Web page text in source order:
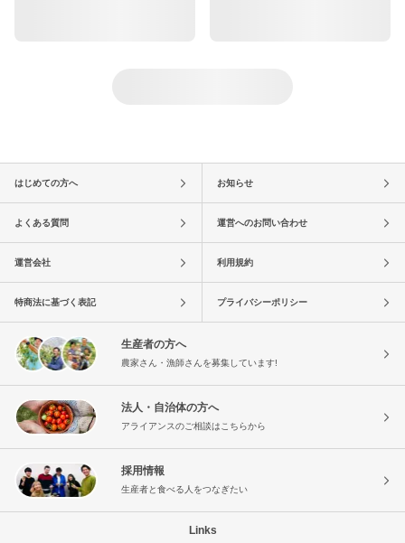
はじめての方へ お知らせ
よくある質問 運営へのお問い合わせ
運営会社 利用規約
特商法に基づく表記 プライバシーポリシー
生産者の方へ
農家さん・漁師さんを募集しています!
法人・自治体の方へ
アライアンスのご相談はこちらから
採用情報
生産者と食べる人をつなぎたい
Links